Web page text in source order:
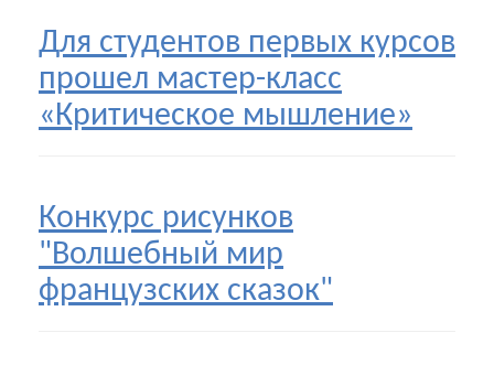
Для студентов первых курсов
прошел мастер-класс
«Критическое мышление»
Конкурс рисунков
"Волшебный мир
французских сказок"